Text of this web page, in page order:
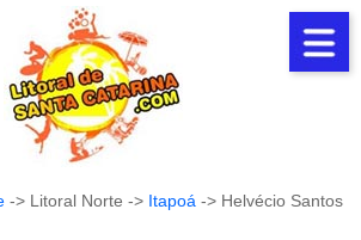
-> Litoral Norte -> Itapoá -> Helvécio Santos